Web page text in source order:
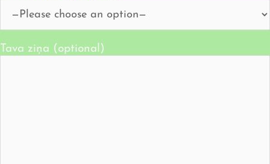
Tava ziņa (optional)